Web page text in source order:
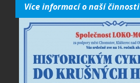
Více informací o naší činnosti